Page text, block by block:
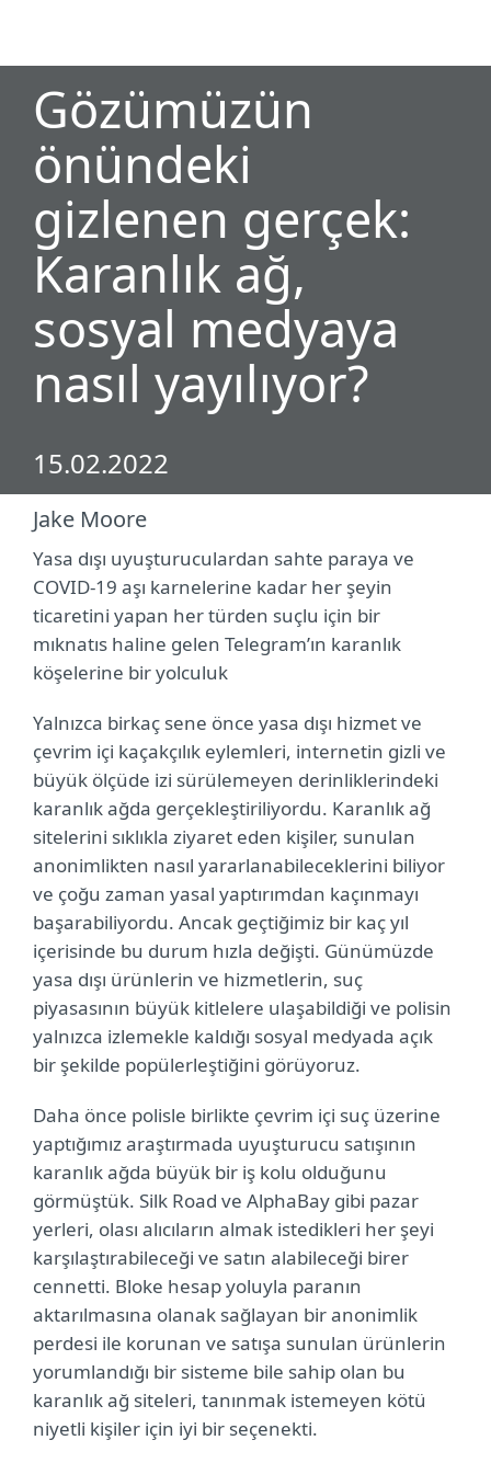
Gözümüzün
önündeki
gizlenen gerçek:
Karanlık ağ,
sosyal medyaya
nasıl yayılıyor?
15.02.2022
Jake Moore
Yasa dışı uyuşturuculardan sahte paraya ve
COVID-19 aşı karnelerine kadar her şeyin
ticaretini yapan her türden suçlu için bir
mıknatıs haline gelen Telegram’ın karanlık
köşelerine bir yolculuk
Yalnızca birkaç sene önce yasa dışı hizmet ve
çevrim içi kaçakçılık eylemleri, internetin gizli ve
büyük ölçüde izi sürülemeyen derinliklerindeki
karanlık ağda gerçekleştiriliyordu. Karanlık ağ
sitelerini sıklıkla ziyaret eden kişiler, sunulan
anonimlikten nasıl yararlanabileceklerini biliyor
ve çoğu zaman yasal yaptırımdan kaçınmayı
başarabiliyordu. Ancak geçtiğimiz bir kaç yıl
içerisinde bu durum hızla değişti. Günümüzde
yasa dışı ürünlerin ve hizmetlerin, suç
piyasasının büyük kitlelere ulaşabildiği ve polisin
yalnızca izlemekle kaldığı sosyal medyada açık
bir şekilde popülerleştiğini görüyoruz.
Daha önce polisle birlikte çevrim içi suç üzerine
yaptığımız araştırmada uyuşturucu satışının
karanlık ağda büyük bir iş kolu olduğunu
görmüştük. Silk Road ve AlphaBay gibi pazar
yerleri, olası alıcıların almak istedikleri her şeyi
karşılaştırabileceği ve satın alabileceği birer
cennetti. Bloke hesap yoluyla paranın
aktarılmasına olanak sağlayan bir anonimlik
perdesi ile korunan ve satışa sunulan ürünlerin
yorumlandığı bir sisteme bile sahip olan bu
karanlık ağ siteleri, tanınmak istemeyen kötü
niyetli kişiler için iyi bir seçenekti.